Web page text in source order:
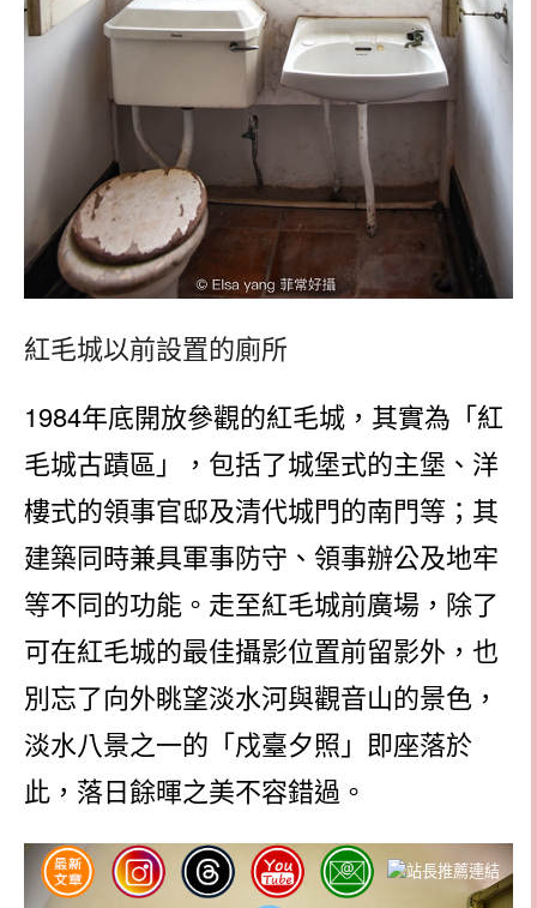
紅毛城以前設置的廁所
1984年底開放參觀的紅毛城，其實為「紅
毛城古蹟區」，包括了城堡式的主堡、洋
樓式的領事官邸及清代城門的南門等；其
建築同時兼具軍事防守、領事辦公及地牢
等不同的功能。走至紅毛城前廣場，除了
可在紅毛城的最佳攝影位置前留影外，也
別忘了向外眺望淡水河與觀音山的景色，
淡水八景之一的「戍臺夕照」即座落於
此，落日餘暉之美不容錯過。